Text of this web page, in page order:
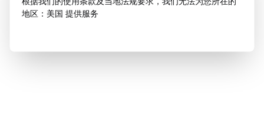
地区：美国 提供服务